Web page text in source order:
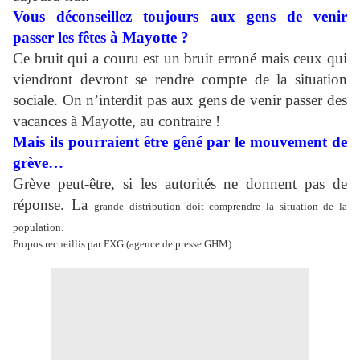
Vous déconseillez toujours aux gens de venir
passer les fêtes à Mayotte ?
Ce bruit qui a couru est un bruit erroné mais ceux qui
viendront devront se rendre compte de la situation
sociale. On n’interdit pas aux gens de venir passer des
vacances à Mayotte, au contraire !
Mais ils pourraient être gêné par le mouvement de
grève…
Grève peut-être, si les autorités ne donnent pas de
réponse. Lagrande distribution doit comprendre la situation de la
population.
Propos recueillis par FXG (agence de presse GHM)